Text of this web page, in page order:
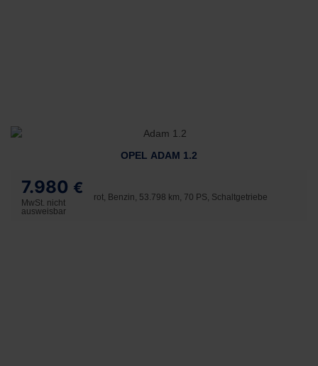
OPEL ADAM 1.2
7.980 €
MwSt. nicht
ausweisbar
rot, Benzin, 53.798 km, 70 PS, Schaltgetriebe